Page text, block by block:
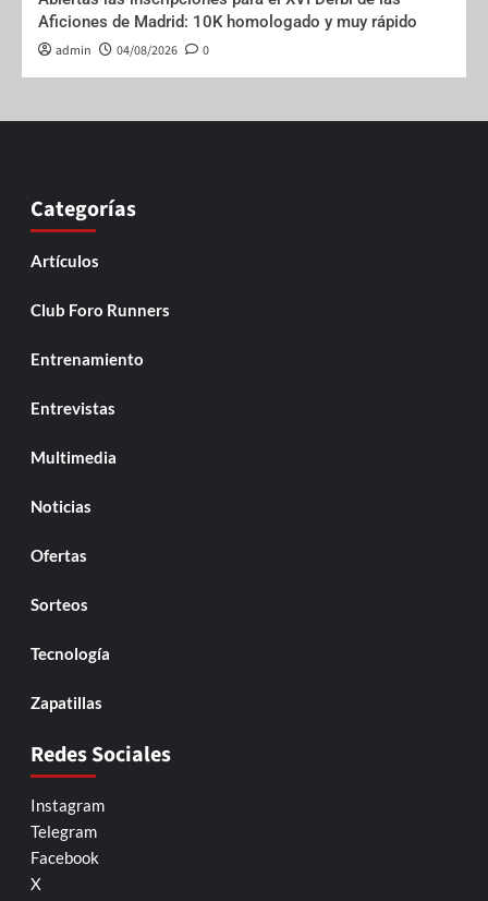
Aficiones de Madrid: 10K homologado y muy rápido
admin 04/08/2026 0
Categorías
Artículos
Club Foro Runners
Entrenamiento
Entrevistas
Multimedia
Noticias
Ofertas
Sorteos
Tecnología
Zapatillas
Redes Sociales
Instagram
Telegram
Facebook
X